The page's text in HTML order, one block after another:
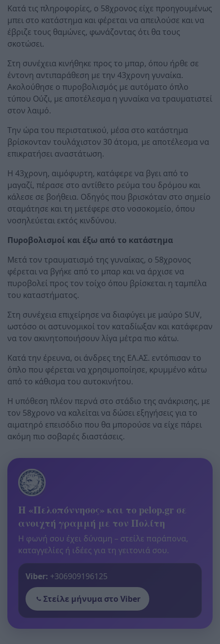
Κατά τις πληροφορίες, ο 58χρονος είχε προηγουμένως
μπει στο κατάστημα και φέρεται να απειλούσε και να
έβριζε τους θαμώνες, φωνάζοντας ότι θα τους
σκοτώσει.
Στη συνέχεια κινήθηκε προς το μπαρ, όπου ήρθε σε
έντονη αντιπαράθεση με την 43χρονη γυναίκα.
Ακολούθησε ο πυροβολισμός με αυτόματο όπλο
τύπου Ούζι, με αποτέλεσμα η γυναίκα να τραυματιστεί
στον λαιμό.
Την ώρα του περιστατικού, μέσα στο κατάστημα
βρίσκονταν τουλάχιστον 30 άτομα, με αποτέλεσμα να
επικρατήσει αναστάτωση.
Η 43χρονη, αιμόφυρτη, κατάφερε να βγει από το
μαγαζί, πέρασε στο αντίθετο ρεύμα του δρόμου και
κάλεσε σε βοήθεια. Οδηγός που βρισκόταν στο σημείο
σταμάτησε και τη μετέφερε στο νοσοκομείο, όπου
νοσηλεύεται εκτός κινδύνου.
Πυροβολισμοί και έξω από το κατάστημα
Μετά τον τραυματισμό της γυναίκας, ο 58χρονος
φέρεται να βγήκε από το μπαρ και να άρχισε να
πυροβολεί προς τον τοίχο όπου βρίσκεται η ταμπέλα
του καταστήματος.
Στη συνέχεια επιχείρησε να διαφύγει με μαύρο SUV,
ωστόσο οι αστυνομικοί τον καταδίωξαν και κατάφεραν
να τον ακινητοποιήσουν λίγα μέτρα πιο κάτω.
Κατά την έρευνα, οι άνδρες της ΕΛ.ΑΣ. εντόπισαν το
όπλο που φέρεται να χρησιμοποίησε, κρυμμένο κάτω
από το κάθισμα του αυτοκινήτου.
Η υπόθεση πλέον περνά στο στάδιο της ανάκρισης, με
τον 58χρονο να καλείται να δώσει εξηγήσεις για το
αιματηρό επεισόδιο που θα μπορούσε να είχε πάρει
ακόμη πιο σοβαρές διαστάσεις.
Η «Πελοπόννησος» και το pelop.gr σε
ανοιχτή γραμμή με τον Πολίτη
Η φωνή σου έχει δύναμη – στείλε παράπονα,
καταγγελίες ή ιδέες για τη γειτονιά σου.
Viber: +306909196125
Στείλε μήνυμα στο Viber